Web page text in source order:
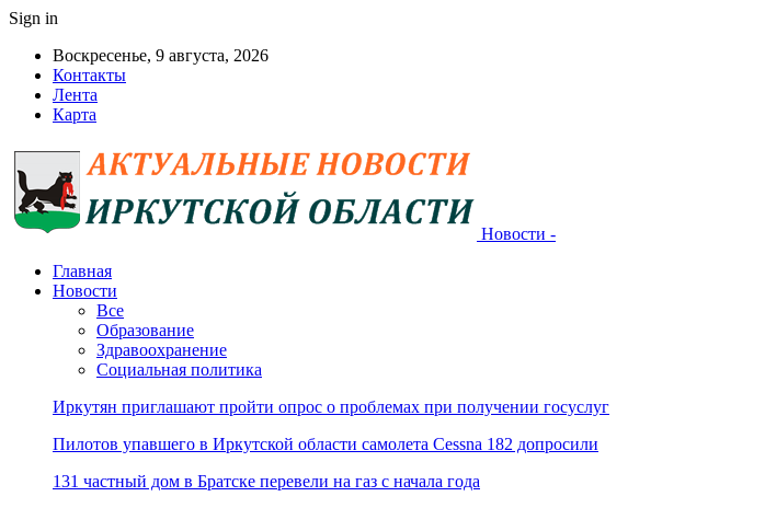
Sign in
Воскресенье, 9 августа, 2026
Контакты
Лента
Карта
Новости -
Главная
Новости
Все
Образование
Здравоохранение
Социальная политика
Иркутян приглашают пройти опрос о проблемах при получении госуслуг
Пилотов упавшего в Иркутской области самолета Cessna 182 допросили
131 частный дом в Братске перевели на газ с начала года